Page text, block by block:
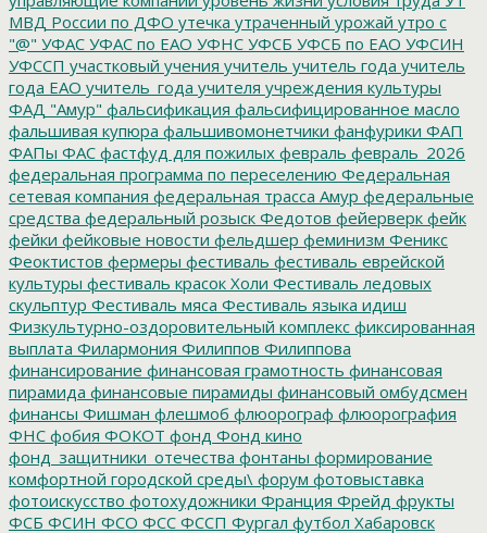
МВД России по ДФО утечка утраченный урожай утро с
"@" УФАС УФАС по ЕАО УФНС УФСБ УФСБ по ЕАО УФСИН
УФССП участковый учения учитель учитель года учитель
года ЕАО учитель_года учителя учреждения культуры
ФАД "Амур" фальсификация фальсифицированное масло
фальшивая купюра фальшивомонетчики фанфурики ФАП
ФАПы ФАС фастфуд для пожилых февраль февраль_2026
федеральная программа по переселению Федеральная
сетевая компания федеральная трасса Амур федеральные
средства федеральный розыск Федотов фейерверк фейк
фейки фейковые новости фельдшер феминизм Феникс
Феоктистов фермеры фестиваль фестиваль еврейской
культуры фестиваль красок Холи Фестиваль ледовых
скульптур Фестиваль мяса Фестиваль языка идиш
Физкультурно-оздоровительный комплекс фиксированная
выплата Филармония Филиппов Филиппова
финансирование финансовая грамотность финансовая
пирамида финансовые пирамиды финансовый омбудсмен
финансы Фишман флешмоб флюорограф флюорография
ФНС фобия ФОКОТ фонд Фонд кино
фонд_защитники_отечества фонтаны формирование
комфортной городской среды\ форум фотовыставка
фотоискусство фотохудожники Франция Фрейд фрукты
ФСБ ФСИН ФСО ФСС ФССП Фургал футбол Хабаровск